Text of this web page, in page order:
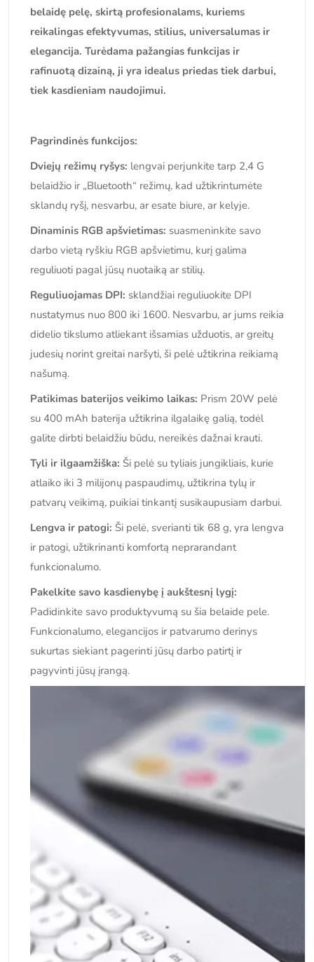
belaidę pelę, skirtą profesionalams, kuriems
reikalingas efektyvumas, stilius, universalumas ir
elegancija. Turėdama pažangias funkcijas ir
rafinuotą dizainą, ji yra idealus priedas tiek darbui,
tiek kasdieniam naudojimui.
Pagrindinės funkcijos:
Dviejų režimų ryšys: lengvai perjunkite tarp 2,4 G
belaidžio ir „Bluetooth“ režimų, kad užtikrintumėte
sklandų ryšį, nesvarbu, ar esate biure, ar kelyje.
Dinaminis RGB apšvietimas: suasmeninkite savo
darbo vietą ryškiu RGB apšvietimu, kurį galima
reguliuoti pagal jūsų nuotaiką ar stilių.
Reguliuojamas DPI: sklandžiai reguliuokite DPI
nustatymus nuo 800 iki 1600. Nesvarbu, ar jums reikia
didelio tikslumo atliekant išsamias užduotis, ar greitų
judesių norint greitai naršyti, ši pelė užtikrina reikiamą
našumą.
Patikimas baterijos veikimo laikas: Prism 20W pelė
su 400 mAh baterija užtikrina ilgalaikę galią, todėl
galite dirbti belaidžiu būdu, nereikės dažnai krauti.
Tyli ir ilgaamžiška: Ši pelė su tyliais jungikliais, kurie
atlaiko iki 3 milijonų paspaudimų, užtikrina tylų ir
patvarų veikimą, puikiai tinkantį susikaupusiam darbui.
Lengva ir patogi: Ši pelė, sverianti tik 68 g, yra lengva
ir patogi, užtikrinanti komfortą neprarandant
funkcionalumo.
Pakelkite savo kasdienybę į aukštesnį lygį:
Padidinkite savo produktyvumą su šia belaide pele.
Funkcionalumo, elegancijos ir patvarumo derinys
sukurtas siekiant pagerinti jūsų darbo patirtį ir
pagyvinti jūsų įrangą.